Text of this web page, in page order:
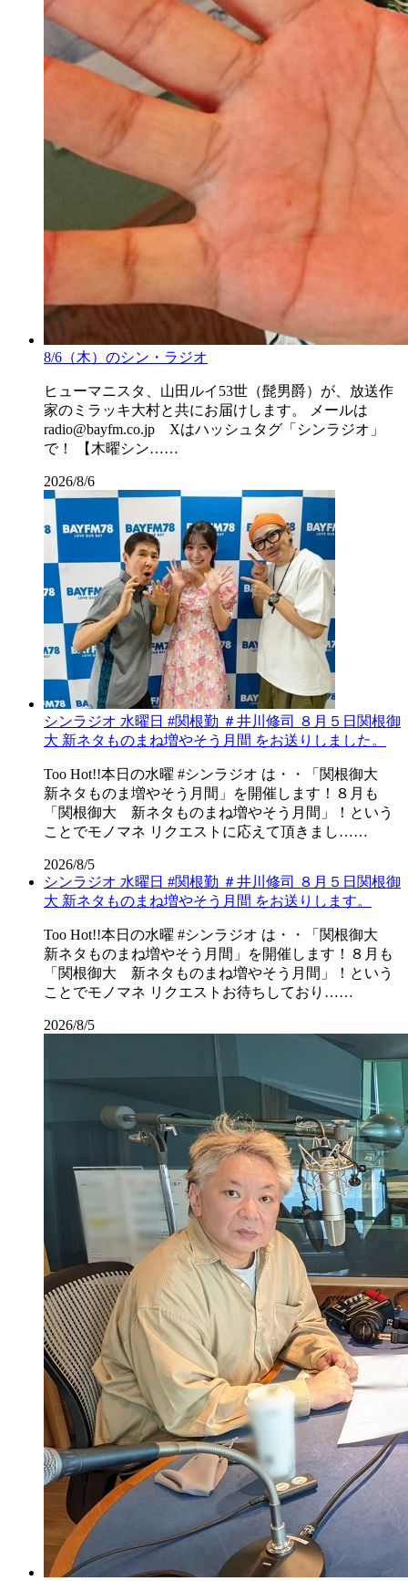
8/6（木）のシン・ラジオ
ヒューマニスタ、山田ルイ53世（髭男爵）が、放送作
家のミラッキ大村と共にお届けします。 メールは
radio@bayfm.co.jp Xはハッシュタグ「シンラジオ」
で！ 【木曜シン……
2026/8/6
シンラジオ 水曜日 #関根勤 ＃井川修司 ８月５日関根御
大 新ネタものまね増やそう月間 をお送りしました。
Too Hot!!本日の水曜 #シンラジオ は・・「関根御大
新ネタものま増やそう月間」を開催します！８月も
「関根御大 新ネタものまね増やそう月間」！という
ことでモノマネ リクエストに応えて頂きまし……
2026/8/5
シンラジオ 水曜日 #関根勤 ＃井川修司 ８月５日関根御
大 新ネタものまね増やそう月間 をお送りします。
Too Hot!!本日の水曜 #シンラジオ は・・「関根御大
新ネタものまね増やそう月間」を開催します！８月も
「関根御大 新ネタものまね増やそう月間」！という
ことでモノマネ リクエストお待ちしており……
2026/8/5